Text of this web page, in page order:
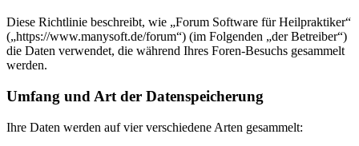
Diese Richtlinie beschreibt, wie „Forum Software für Heilpraktiker“
(„https://www.manysoft.de/forum“) (im Folgenden „der Betreiber“)
die Daten verwendet, die während Ihres Foren-Besuchs gesammelt
werden.
Umfang und Art der Datenspeicherung
Ihre Daten werden auf vier verschiedene Arten gesammelt: